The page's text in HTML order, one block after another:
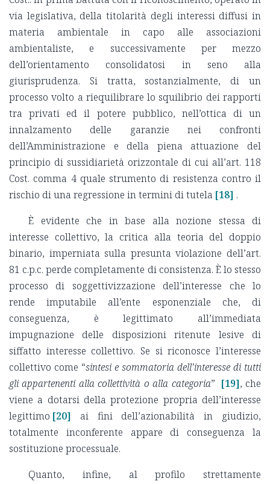
via legislativa, della titolarità degli interessi diffusi in
materia ambientale in capo alle associazioni
ambientaliste, e successivamente per mezzo
dell’orientamento consolidatosi in seno alla
giurisprudenza. Si tratta, sostanzialmente, di un
processo volto a riequilibrare lo squilibrio dei rapporti
tra privati ed il potere pubblico, nell’ottica di un
innalzamento delle garanzie nei confronti
dell’Amministrazione e della piena attuazione del
principio di sussidiarietà orizzontale di cui all’art. 118
Cost. comma 4 quale strumento di resistenza contro il
rischio di una regressione in termini di tutela [18] .
È evidente che in base alla nozione stessa di
interesse collettivo, la critica alla teoria del doppio
binario, imperniata sulla presunta violazione dell’art.
81 c.p.c. perde completamente di consistenza. È lo stesso
processo di soggettivizzazione dell’interesse che lo
rende imputabile all’ente esponenziale che, di
conseguenza, è legittimato all’immediata
impugnazione delle disposizioni ritenute lesive di
siffatto interesse collettivo. Se si riconosce l’interesse
collettivo come “sintesi e sommatoria dell’interesse di tutti
gli appartenenti alla collettività o alla categoria” [19], che
viene a dotarsi della protezione propria dell’interesse
legittimo [20] ai fini dell’azionabilità in giudizio,
totalmente inconferente appare di conseguenza la
sostituzione processuale.
Quanto, infine, al profilo strettamente